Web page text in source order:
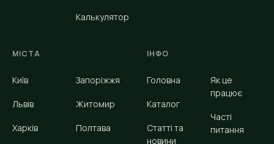
Калькулятор
МІСТА
Київ
Львів
Харків
Запоріжжя
Житомир
Полтава
ІНФО
Головна
Каталог
Статті та
новини
Як це
працює
Часті
питання